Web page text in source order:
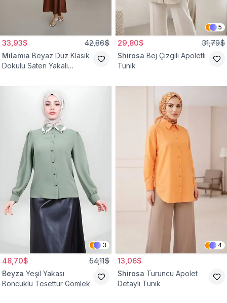
33,93$ 42,86$
Milamia Beyaz Düz Klasik
Dokulu Saten Yakalı
5
29,80$ 31,79$
Shirosa Bej Çizgili Apoletli
Tunik
3
48,70$ 54,11$
Beyza Yeşil Yakası
Boncuklu Tesettür Gömlek
4
13,06$
Shirosa Turuncu Apolet
Detaylı Tunik